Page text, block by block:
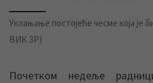
Уклањање постојеће чесме која је
ВИК ЗР)
Почетком недеље